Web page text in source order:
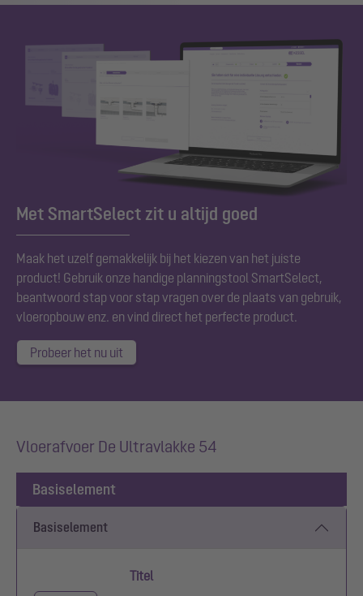
Met SmartSelect zit u altijd goed
Maak het uzelf gemakkelijk bij het kiezen van het juiste
product! Gebruik onze handige planningstool SmartSelect,
beantwoord stap voor stap vragen over de plaats van gebruik,
vloeropbouw enz. en vind direct het perfecte product.
Probeer het nu uit
Vloerafvoer De Ultravlakke 54
Basiselement
Basiselement
Titel